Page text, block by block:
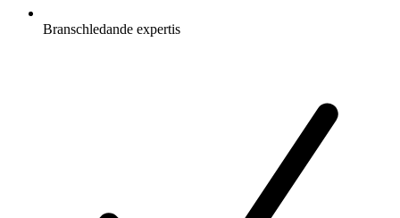
Branschledande expertis